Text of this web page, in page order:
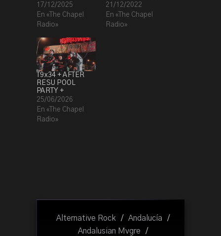
17/12/2025
En «The Chapel
Radio»
21/12/2022
En «The Chapel
Radio»
T9x34 + AFTER
RESU POOL
PARTY +
25/06/2026
En «The Chapel
Radio»
Alternative Rock / Andalucía
/
Andalusian Mvgre
/